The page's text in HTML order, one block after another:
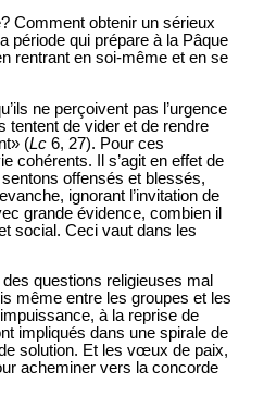
Comment obtenir un sérieux
période qui prépare à la Pâque
rentrant en soi-même et en se
ne perçoivent pas l’urgence
tentent de vider et de rendre
(Lc 6, 27). Pour ces
cohérents. Il s’agit en effet de
offensés et blessés,
ignorant l’invitation de
grande évidence, combien il
social. Ceci vaut dans les
questions religieuses mal
même entre les groupes et les
à la reprise de
impliqués dans une spirale de
solution. Et les vœux de paix,
acheminer vers la concorde